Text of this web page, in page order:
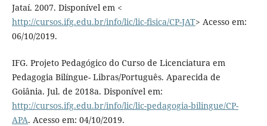
Jataí. 2007. Disponível em <
http://cursos.ifg.edu.br/info/lic/lic-fisica/CP-JAT> Acesso em:
06/10/2019.
IFG. Projeto Pedagógico do Curso de Licenciatura em
Pedagogia Bilíngue- Libras/Português. Aparecida de
Goiânia. Jul. de 2018a. Disponível em:
http://cursos.ifg.edu.br/info/lic/lic-pedagogia-bilingue/CP-
APA. Acesso em: 04/10/2019.